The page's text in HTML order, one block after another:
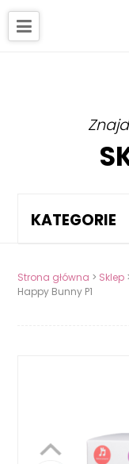
KATEGORIE
Strona główna > Sklep
Happy Bunny P1